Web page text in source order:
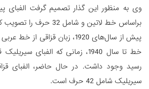
وی به منظور این گذار تصمیم گرفت الفبای
براساس خط لاتین و شامل 32 حرف را تصویب کند.
پیش از سال‌های 1920، زبان قزاقی
خط تا سال 1940، زمانی که الفبای
رسید وجود داشت. در حال حاضر، الفبای
سیریلیک شامل 42 حرف است.